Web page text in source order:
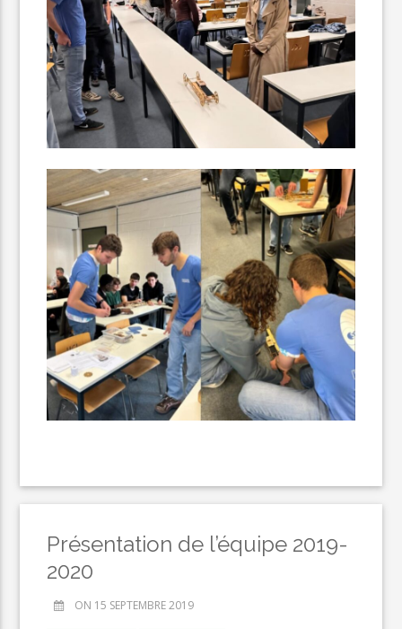
Présentation de l’équipe 2019-
2020
ON 15 SEPTEMBRE 2019